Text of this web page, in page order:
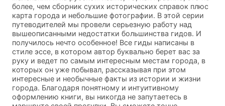
более, чем сборник сухих исторических справок плюс
карта города и небольшие фотографии. В этой серии
путеводителей мы провели серьезную работу над
вышеописанными недостатки большинства гидов. И
получилось нечто особенное! Все гиды написаны в
стиле эссе, в котором автор буквально берет вас за
руку и ведет по самым интересным местам города, в
которых он уже побывал, рассказывая при этом
интересные и необычные факты из истории и жизни
города. Благодаря понятному и интуитивному
оформлению книги, вы никогда не запутаетесь в